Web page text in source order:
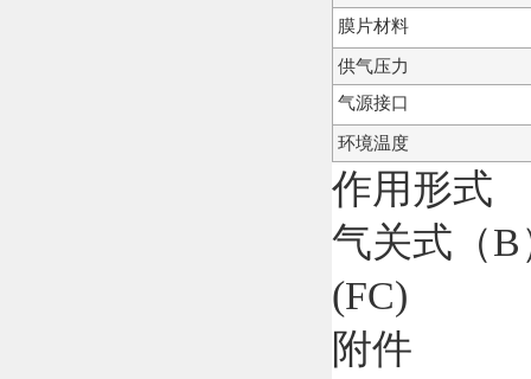
膜片材料
供气压力
气源接口
环境温度
作用形式
气关式（
(FC)
附件